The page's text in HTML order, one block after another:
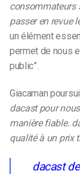
consommateurs
passer en revue
un élément
permet de nous
public”.
Giacaman
dacast pour
manière fiable.
qualité à un prix
dacast